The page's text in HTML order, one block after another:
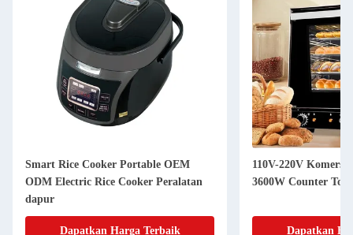
Smart Rice Cooker Portable OEM
ODM Electric Rice Cooker Peralatan
dapur
Dapatkan Harga Terbaik
110V-220V
3600W Counter Top
Dapatkan